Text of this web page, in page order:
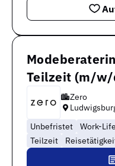
Teilzeit (m/
Zero
Unbefristet
Work-
Teilzeit